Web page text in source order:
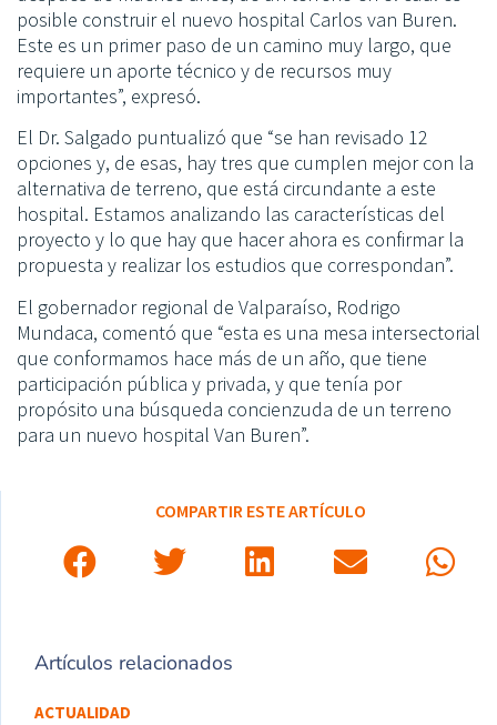
posible construir el nuevo hospital Carlos van Buren.
Este es un primer paso de un camino muy largo, que
requiere un aporte técnico y de recursos muy
importantes”, expresó.
El Dr. Salgado puntualizó que “se han revisado 12
opciones y, de esas, hay tres que cumplen mejor con la
alternativa de terreno, que está circundante a este
hospital. Estamos analizando las características del
proyecto y lo que hay que hacer ahora es confirmar la
propuesta y realizar los estudios que correspondan”.
El gobernador regional de Valparaíso, Rodrigo
Mundaca, comentó que “esta es una mesa intersectorial
que conformamos hace más de un año, que tiene
participación pública y privada, y que tenía por
propósito una búsqueda concienzuda de un terreno
para un nuevo hospital Van Buren”.
COMPARTIR ESTE ARTÍCULO
Artículos relacionados
ACTUALIDAD